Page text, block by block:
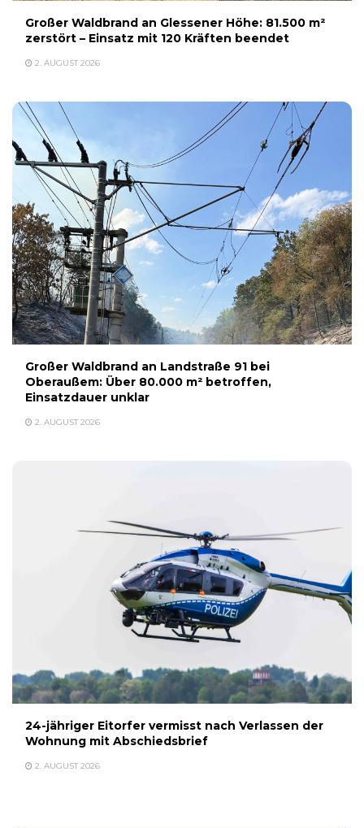
Großer Waldbrand an Glessener Höhe: 81.500 m²
zerstört – Einsatz mit 120 Kräften beendet
2. AUGUST 2026
Großer Waldbrand an Landstraße 91 bei
Oberaußem: Über 80.000 m² betroffen,
Einsatzdauer unklar
2. AUGUST 2026
24-jähriger Eitorfer vermisst nach Verlassen der
Wohnung mit Abschiedsbrief
2. AUGUST 2026